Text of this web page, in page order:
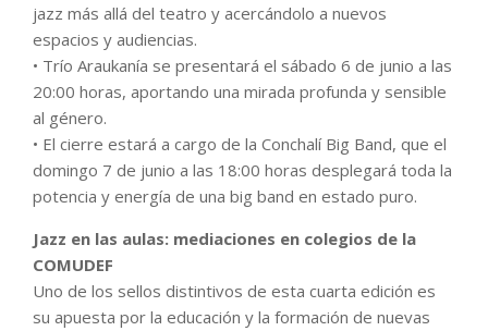
jazz más allá del teatro y acercándolo a nuevos
espacios y audiencias.
• Trío Araukanía se presentará el sábado 6 de junio a las
20:00 horas, aportando una mirada profunda y sensible
al género.
• El cierre estará a cargo de la Conchalí Big Band, que el
domingo 7 de junio a las 18:00 horas desplegará toda la
potencia y energía de una big band en estado puro.
Jazz en las aulas: mediaciones en colegios de la
COMUDEF
Uno de los sellos distintivos de esta cuarta edición es
su apuesta por la educación y la formación de nuevas